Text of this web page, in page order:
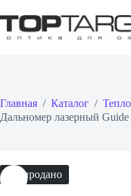
к
сути
Главная / Каталог /
Дальномер лазерный
Распродано